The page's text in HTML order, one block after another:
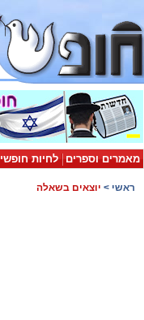
מאמרים וספרים לחיות חופשי
ראשי > יוצאים בשאלה